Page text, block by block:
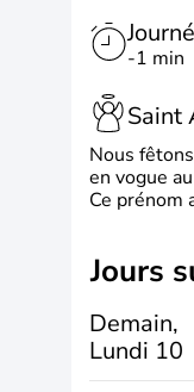
-1 min
Saint
Nous
en vogue
Ce prénom
jours
Demain,
Lundi 10